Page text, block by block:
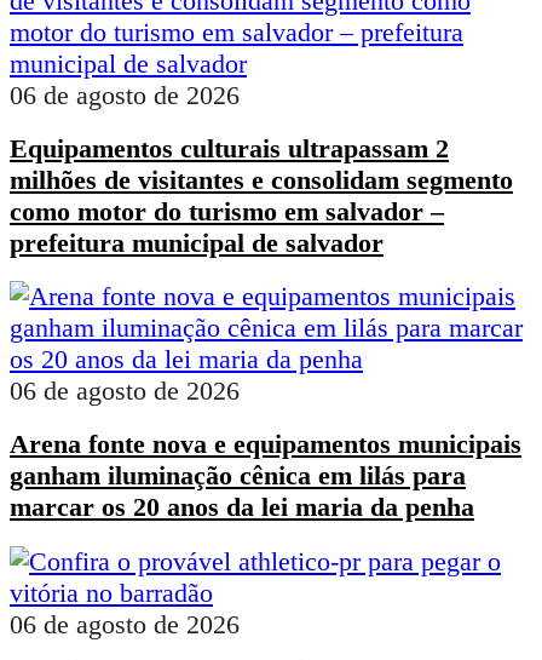
06 de agosto de 2026
Equipamentos culturais ultrapassam 2
milhões de visitantes e consolidam segmento
como motor do turismo em salvador –
prefeitura municipal de salvador
06 de agosto de 2026
Arena fonte nova e equipamentos municipais
ganham iluminação cênica em lilás para
marcar os 20 anos da lei maria da penha
06 de agosto de 2026